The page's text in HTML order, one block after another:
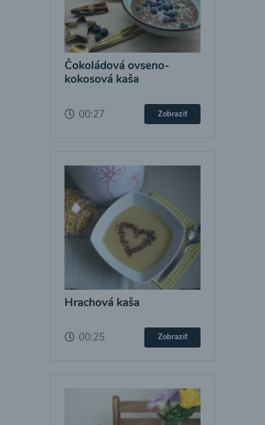
Čokoládová ovseno-
kokosová kaša
00:27 Zobraziť
Hrachová kaša
00:25 Zobraziť